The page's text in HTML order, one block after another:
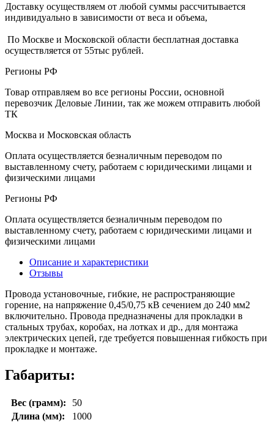
Доставку осуществляем от любой суммы рассчитывается
индивидуально в зависимости от веса и объема,
По Москве и Московской области бесплатная доставка
осуществляется от 55тыс рублей.
Регионы РФ
Товар отправляем во все регионы России, основной
перевозчик Деловые Линии, так же можем отправить любой
ТК
Москва и Московская область
Оплата осуществляется безналичным переводом по
выставленному счету, работаем с юридическими лицами и
физическими лицами
Регионы РФ
Оплата осуществляется безналичным переводом по
выставленному счету, работаем с юридическими лицами и
физическими лицами
Описание и характеристики
Отзывы
Провода установочные, гибкие, не распространяющие
горение, на напряжение 0,45/0,75 кВ сечением до 240 мм2
включительно. Провода предназначены для прокладки в
стальных трубах, коробах, на лотках и др., для монтажа
электрических цепей, где требуется повышенная гибкость при
прокладке и монтаже.
Габариты:
Вес (грамм):
50
Длина (мм):
1000